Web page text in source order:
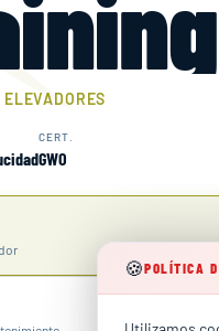
CERT.
GWO
🍪POLÍTICA